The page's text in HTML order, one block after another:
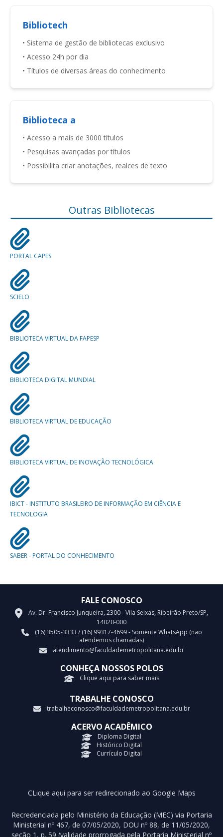
Bibliotech
• Sistema de gestão de bibliotecas exclusivo
• Acesso 24h por dia
• Títulos de diversas áreas do conhecimento
Biblioteca a
• Acesso a mais de 3000 títulos
• Pesquisas avançadas por títulos
• Possibilita criar anotações, realces de texto
Outras Bibliotecas
PORTAL CAPES
SCIELO
BIBLIOTECA VIRTUAL DA FAPESP
BIBLIOTECA DIGITAL MUNDIAL
BIBLIOTECA VIRTUAL DE EDUCAÇÃO
BIBLIOTECA VIRTUAL DE INOVAÇÃO TECNOLÓGICA
IBICT - INSTITUTO BRASILEIRO DE INFORMAÇÃO EM CIÊNCIA E
TECNOLOGIA
SABER - PORTAL DO CONHECIMENTO
FALE CONOSCO
Av. Dr. Francisco Junqueira, 2300 - Vila Seixas, Ribeirão Preto/SP,
14020-000
(16) 3505-3333 / (16) 99317-4699 - Somente WhatsApp (não
atendemos chamadas)
atendimento@faculdademetropolitana.edu.br
CONHEÇA NOSSOS POLOS
Clique aqui para saber mais
TRABALHE CONOSCO
trabalheconosco@faculdademetropolitana.edu.br
ACERVO ACADÊMICO
Diploma Digital
Histórico Digital
Currículo Digital
CLique aqui para ser redirecionado ao Google Maps
Recredenciada pelo Ministério da Educação (MEC) via Portaria
Ministerial nº 467, de 07/05/2020, DOU nº 88, de 11/05/2020,
seção 1, p. 59 (validade prorrogada pela Portaria Ministerial nº